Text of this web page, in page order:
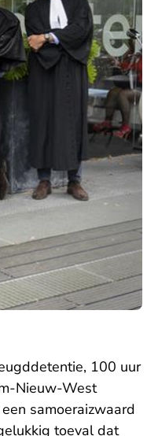
100 uur
Nieuw-West
samoeraizwaard
toeval dat